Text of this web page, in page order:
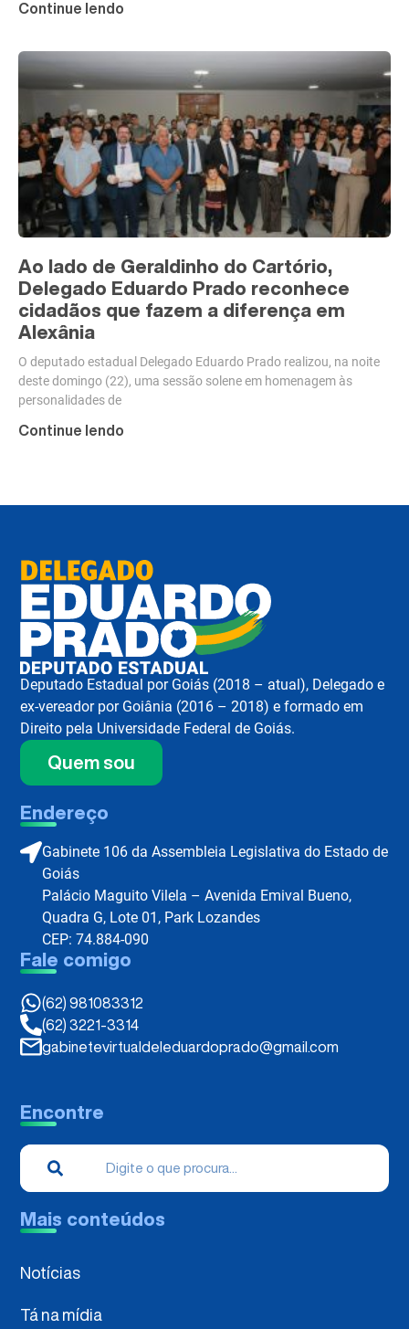
Continue lendo
Ao lado de Geraldinho do Cartório,
Delegado Eduardo Prado reconhece
cidadãos que fazem a diferença em
Alexânia
O deputado estadual Delegado Eduardo Prado realizou, na noite
deste domingo (22), uma sessão solene em homenagem às
personalidades de
Continue lendo
Deputado Estadual por Goiás (2018 – atual), Delegado e
ex-vereador por Goiânia (2016 – 2018) e formado em
Direito pela Universidade Federal de Goiás.
Quem sou
Endereço
Gabinete 106 da Assembleia Legislativa do Estado de
Goiás
Palácio Maguito Vilela – Avenida Emival Bueno,
Quadra G, Lote 01, Park Lozandes
CEP: 74.884-090
Fale comigo
(62) 981083312
(62) 3221-3314
gabinetevirtualdeleduardoprado@gmail.com
Encontre
Mais conteúdos
Notícias
Tá na mídia